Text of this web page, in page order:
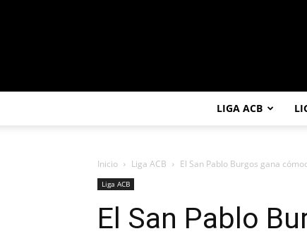
LIGA ACB
Inicio Liga ACB El San Pablo Burgos gana
Liga ACB
El San Pablo